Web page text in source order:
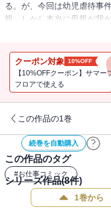
る。が、今回は幼児虐待事
親。しかし本当に母親が我
クーポン対象 10%OFF
【10%OFFクーポン】サマ
フロアで使える
この作品の1巻
続巻を自動購入
この作品のタグ
#お仕事コミック
シリーズ作品(8件)
1巻から